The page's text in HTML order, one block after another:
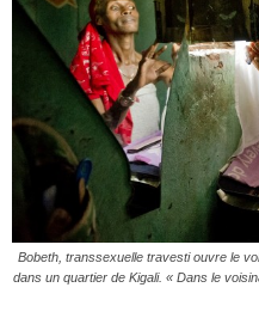
Bobeth, transsexuelle travesti ouvre le
dans un quartier de Kigali. « Dans le